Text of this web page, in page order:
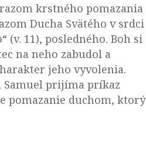
krstného pomazania
Ducha Svätého v srdci
11), posledného. Boh si
na neho zabudol a
jeho vyvolenia.
Samuel prijíma príkaz
pomazanie duchom, ktorý